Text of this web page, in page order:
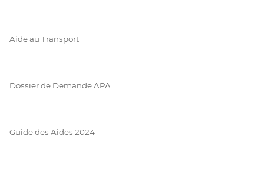
Aide au Transport
Dossier de Demande APA
Guide des Aides 2024